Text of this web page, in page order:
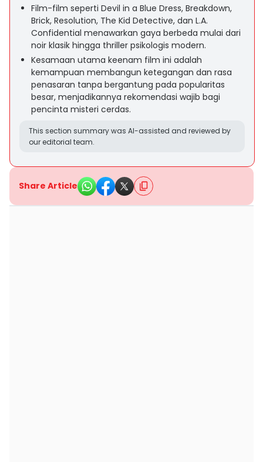
Film-film seperti Devil in a Blue Dress, Breakdown,
Brick, Resolution, The Kid Detective, dan L.A.
Confidential menawarkan gaya berbeda mulai dari
noir klasik hingga thriller psikologis modern.
Kesamaan utama keenam film ini adalah
kemampuan membangun ketegangan dan rasa
penasaran tanpa bergantung pada popularitas
besar, menjadikannya rekomendasi wajib bagi
pencinta misteri cerdas.
This section summary was AI-assisted and reviewed by
our editorial team.
Share Article